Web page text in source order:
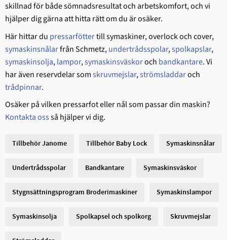
skillnad för både sömnadsresultat och arbetskomfort, och vi
hjälper dig gärna att hitta rätt om du är osäker.
Här hittar du pressarföttertill symaskiner, overlock och cover,
symaskinsnålarfrån Schmetz,undertrådsspolar,spolkapslar,
symaskinsolja,lampor,symaskinsväskoroch bandkantare. Vi
har även reservdelar somskruvmejslar,strömsladdaroch
trådpinnar.
Osäker på vilken pressarfot eller nål som passar din maskin?
Kontakta ossså hjälper vi dig.
Tillbehör Janome Tillbehör Baby Lock Symaskinsnålar
Undertrådsspolar Bandkantare Symaskinsväskor
Stygnsättningsprogram Broderimaskiner Symaskinslampor
Symaskinsolja Spolkapsel och spolkorg Skruvmejslar